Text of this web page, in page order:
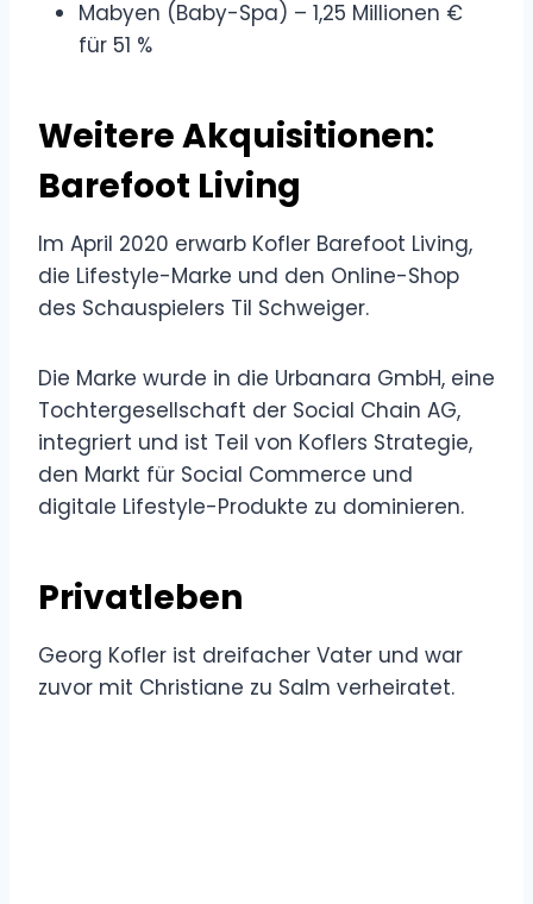
Mabyen (Baby-Spa) – 1,25 Millionen €
für 51 %
Weitere Akquisitionen:
Barefoot Living
Im April 2020 erwarb Kofler Barefoot Living,
die Lifestyle-Marke und den Online-Shop
des Schauspielers Til Schweiger.
Die Marke wurde in die Urbanara GmbH, eine
Tochtergesellschaft der Social Chain AG,
integriert und ist Teil von Koflers Strategie,
den Markt für Social Commerce und
digitale Lifestyle-Produkte zu dominieren.
Privatleben
Georg Kofler ist dreifacher Vater und war
zuvor mit Christiane zu Salm verheiratet.